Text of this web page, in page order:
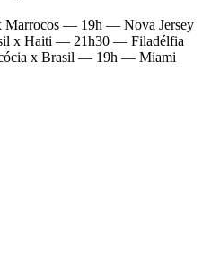
Marrocos — 19h — Nova Jersey
x Haiti — 21h30 — Filadélfia
x Brasil — 19h — Miami